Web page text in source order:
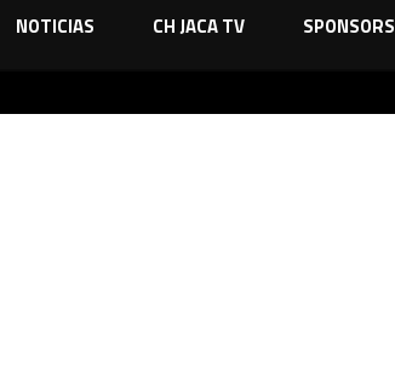
NOTICIAS CH JACA TV SPONSORS